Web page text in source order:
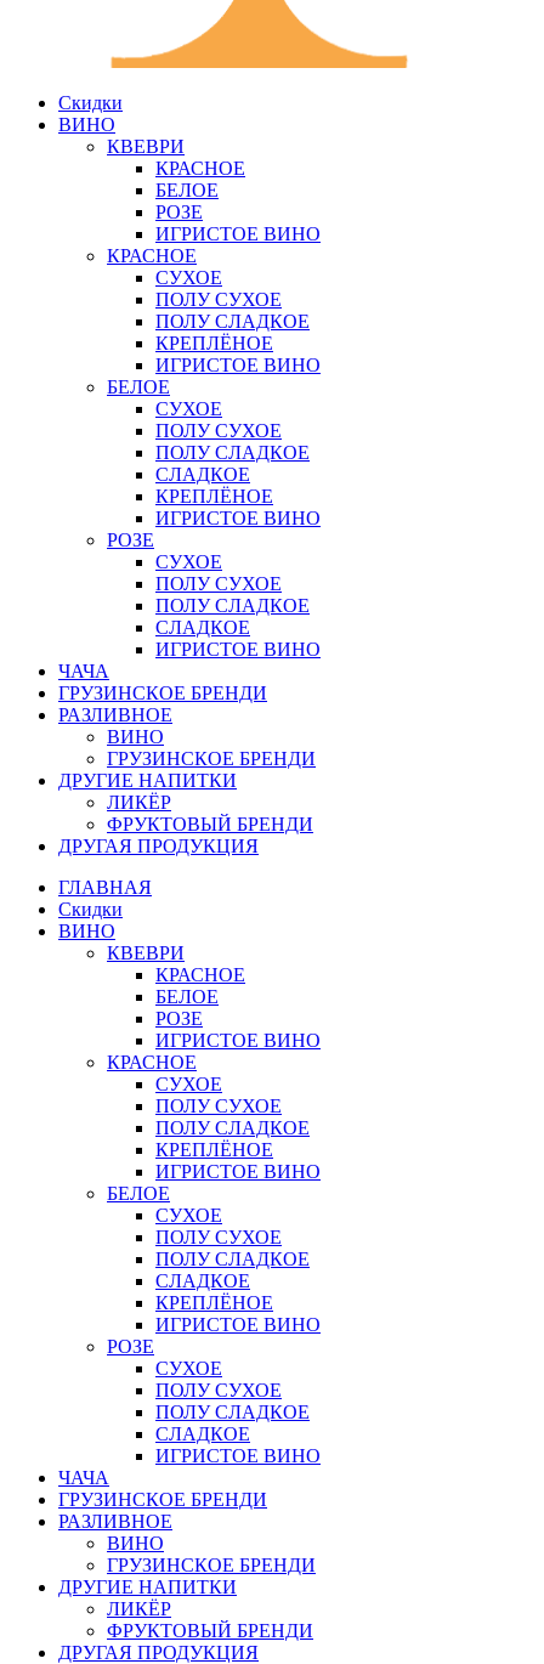
Скидки
ВИНО
КВЕВРИ
КРАСНОЕ
БЕЛОЕ
РОЗЕ
ИГРИСТОЕ ВИНО
КРАСНОЕ
СУХОЕ
ПОЛУ СУХОЕ
ПОЛУ СЛАДКОЕ
КРЕПЛЁНОЕ
ИГРИСТОЕ ВИНО
БЕЛОЕ
СУХОЕ
ПОЛУ СУХОЕ
ПОЛУ СЛАДКОЕ
СЛАДКОЕ
КРЕПЛЁНОЕ
ИГРИСТОЕ ВИНО
РОЗЕ
СУХОЕ
ПОЛУ СУХОЕ
ПОЛУ СЛАДКОЕ
СЛАДКОЕ
ИГРИСТОЕ ВИНО
ЧАЧА
ГРУЗИНСКОЕ БРЕНДИ
РАЗЛИВНОЕ
ВИНО
ГРУЗИНСКОЕ БРЕНДИ
ДРУГИЕ НАПИТКИ
ЛИКЁР
ФРУКТОВЫЙ БРЕНДИ
ДРУГАЯ ПРОДУКЦИЯ
ГЛАВНАЯ
Скидки
ВИНО
КВЕВРИ
КРАСНОЕ
БЕЛОЕ
РОЗЕ
ИГРИСТОЕ ВИНО
КРАСНОЕ
СУХОЕ
ПОЛУ СУХОЕ
ПОЛУ СЛАДКОЕ
КРЕПЛЁНОЕ
ИГРИСТОЕ ВИНО
БЕЛОЕ
СУХОЕ
ПОЛУ СУХОЕ
ПОЛУ СЛАДКОЕ
СЛАДКОЕ
КРЕПЛЁНОЕ
ИГРИСТОЕ ВИНО
РОЗЕ
СУХОЕ
ПОЛУ СУХОЕ
ПОЛУ СЛАДКОЕ
СЛАДКОЕ
ИГРИСТОЕ ВИНО
ЧАЧА
ГРУЗИНСКОЕ БРЕНДИ
РАЗЛИВНОЕ
ВИНО
ГРУЗИНСКОЕ БРЕНДИ
ДРУГИЕ НАПИТКИ
ЛИКЁР
ФРУКТОВЫЙ БРЕНДИ
ДРУГАЯ ПРОДУКЦИЯ